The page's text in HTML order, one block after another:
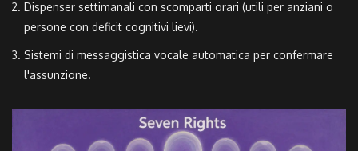
Dispenser settimanali con scomparti orari (utili per anziani o
persone con deficit cognitivi lievi).
Sistemi di messaggistica vocale automatica per confermare
l'assunzione.